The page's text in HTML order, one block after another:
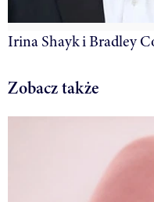
Irina Shayk i Bradley
Zobacz także